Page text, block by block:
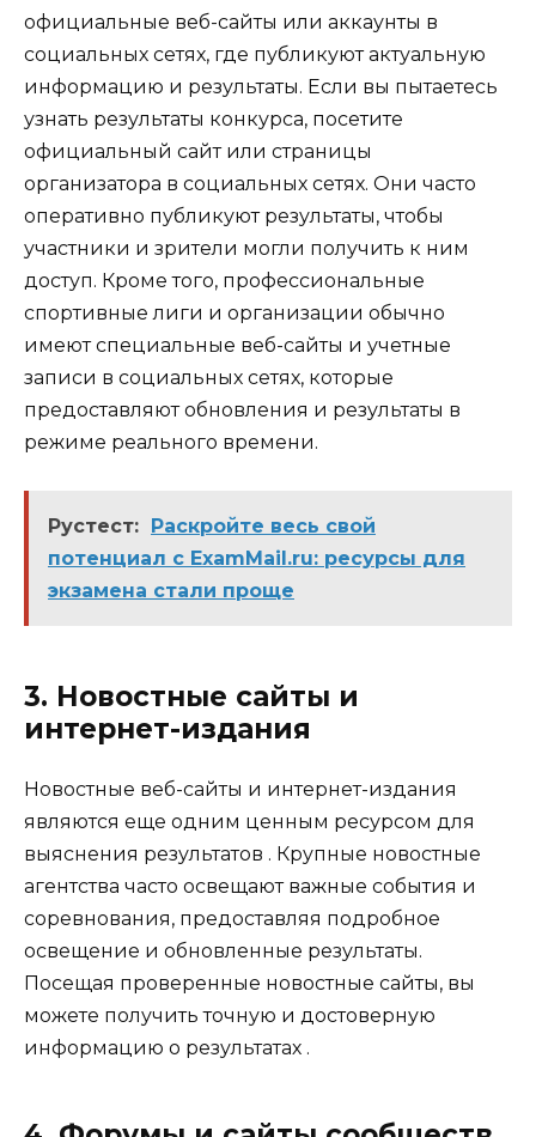
официальные веб-сайты или аккаунты в
социальных сетях, где публикуют актуальную
информацию и результаты. Если вы пытаетесь
узнать результаты конкурса, посетите
официальный сайт или страницы
организатора в социальных сетях. Они часто
оперативно публикуют результаты, чтобы
участники и зрители могли получить к ним
доступ. Кроме того, профессиональные
спортивные лиги и организации обычно
имеют специальные веб-сайты и учетные
записи в социальных сетях, которые
предоставляют обновления и результаты в
режиме реального времени.
Рустест:
Раскройте весь свой
потенциал с ExamMail.ru: ресурсы для
экзамена стали проще
3. Новостные сайты и
интернет-издания
Новостные веб-сайты и интернет-издания
являются еще одним ценным ресурсом для
выяснения результатов . Крупные новостные
агентства часто освещают важные события и
соревнования, предоставляя подробное
освещение и обновленные результаты.
Посещая проверенные новостные сайты, вы
можете получить точную и достоверную
информацию о результатах .